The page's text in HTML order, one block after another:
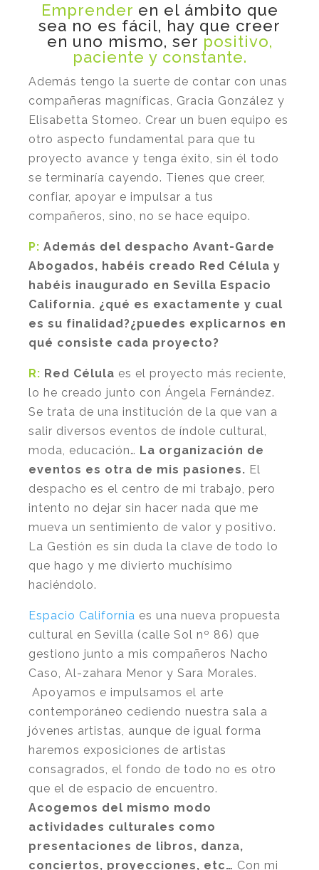
Emprender en el ámbito que
sea no es fácil, hay que creer
en uno mismo, ser positivo,
paciente y constante.
Además tengo la suerte de contar con unas
compañeras magníficas, Gracia González y
Elisabetta Stomeo. Crear un buen equipo es
otro aspecto fundamental para que tu
proyecto avance y tenga éxito, sin él todo
se terminaría cayendo. Tienes que creer,
confiar, apoyar e impulsar a tus
compañeros, sino, no se hace equipo.
P: Además del despacho Avant-Garde
Abogados, habéis creado Red Célula y
habéis inaugurado en Sevilla Espacio
California. ¿qué es exactamente y cual
es su finalidad?¿puedes explicarnos en
qué consiste cada proyecto?
R: Red Célula es el proyecto más reciente,
lo he creado junto con Ángela Fernández.
Se trata de una institución de la que van a
salir diversos eventos de índole cultural,
moda, educación… La organización de
eventos es otra de mis pasiones. El
despacho es el centro de mi trabajo, pero
intento no dejar sin hacer nada que me
mueva un sentimiento de valor y positivo.
La Gestión es sin duda la clave de todo lo
que hago y me divierto muchísimo
haciéndolo.
Espacio California es una nueva propuesta
cultural en Sevilla (calle Sol nº 86) que
gestiono junto a mis compañeros Nacho
Caso, Al-zahara Menor y Sara Morales.
Apoyamos e impulsamos el arte
contemporáneo cediendo nuestra sala a
jóvenes artistas, aunque de igual forma
haremos exposiciones de artistas
consagrados, el fondo de todo no es otro
que el de espacio de encuentro.
Acogemos del mismo modo
actividades culturales como
presentaciones de libros, danza,
conciertos, proyecciones, etc… Con mi